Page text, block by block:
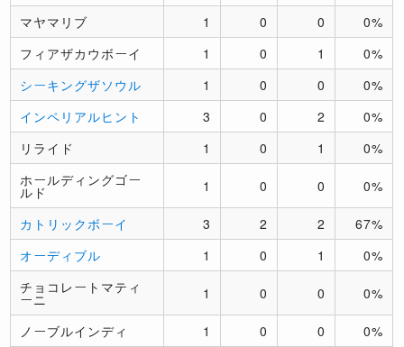
マヤマリブ
1 0 0
0%
フィアザカウボーイ
1 0 1
0%
シーキングザソウル
1 0 0
0%
インペリアルヒント
3 0 2
0%
リライド
1 0 1
0%
ホールディングゴー
ルド 1 0 0 0%
カトリックボーイ 3 2 2
67%
オーディブル
1 0 1
0%
チョコレートマティ
ーニ 1 0 0 0%
ノーブルインディ 1 0 0
0%